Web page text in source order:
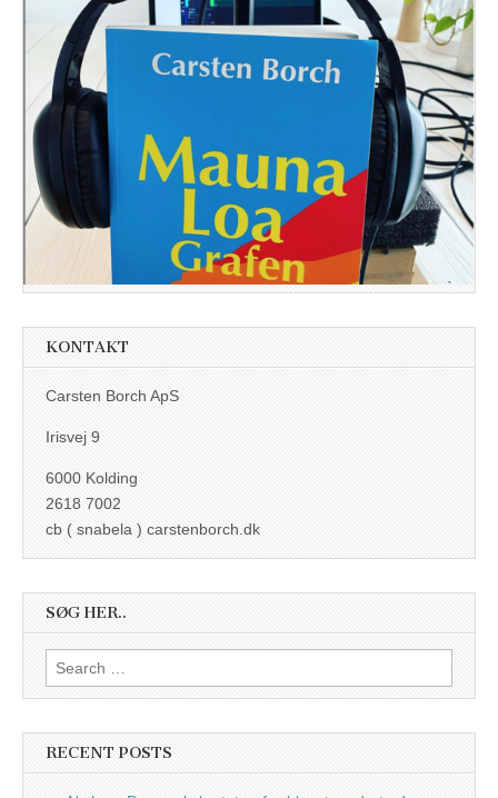
KONTAKT
Carsten Borch ApS
Irisvej 9
6000 Kolding
2618 7002
cb ( snabela ) carstenborch.dk
SØG HER..
Search
for:
RECENT POSTS